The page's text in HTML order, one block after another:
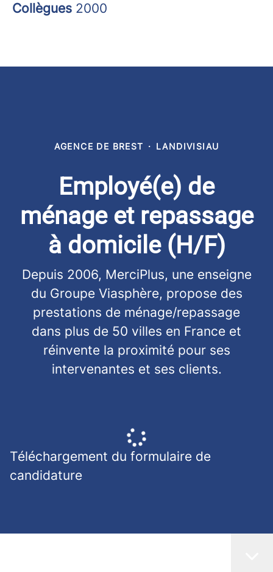
Collègues 2000
AGENCE DE BREST · LANDIVISIAU
Employé(e) de
ménage et repassage
à domicile (H/F)
Depuis 2006, MerciPlus, une enseigne
du Groupe Viasphère, propose des
prestations de ménage/repassage
dans plus de 50 villes en France et
réinvente la proximité pour ses
intervenantes et ses clients.
Téléchargement du formulaire de
candidature